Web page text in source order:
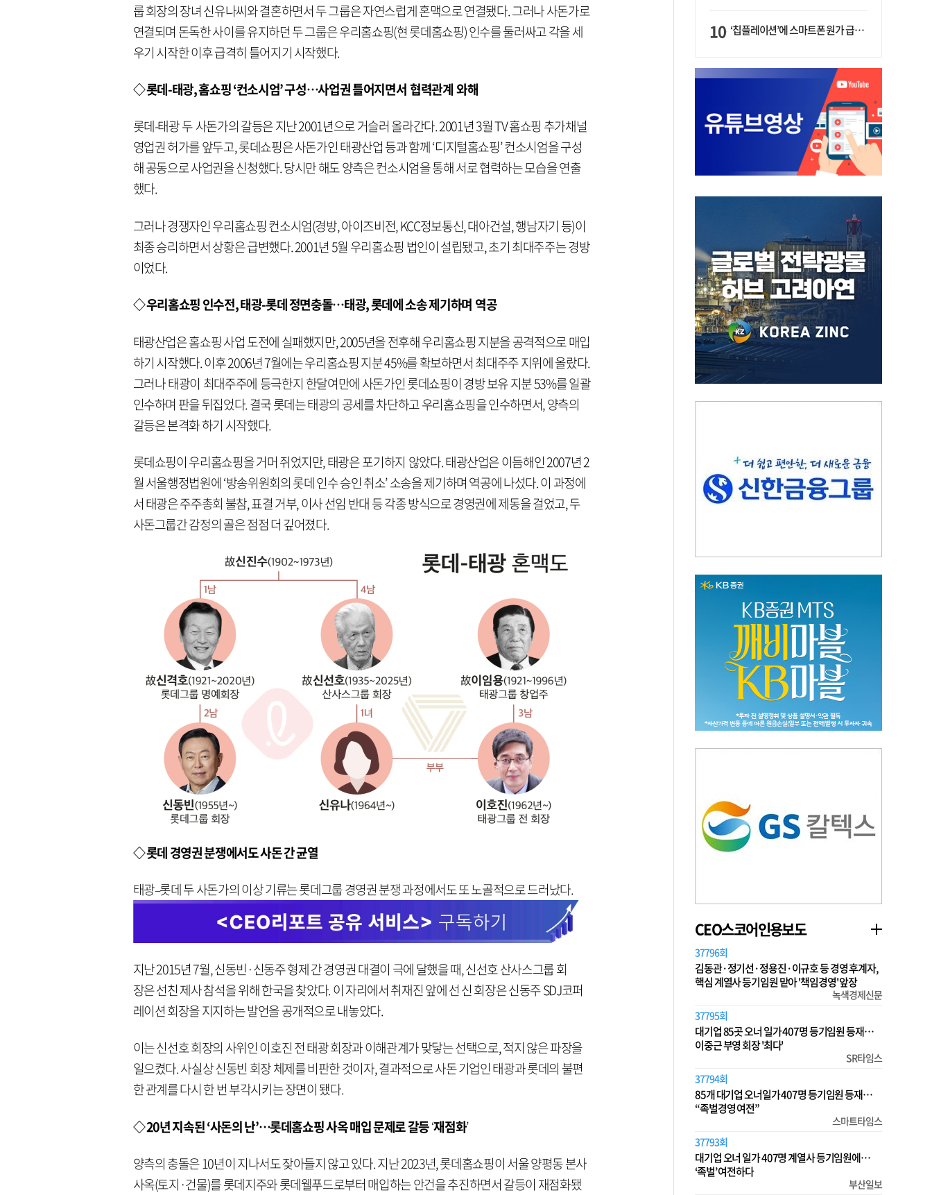
룹 회장의 장녀 신유나씨와 결혼하면서 두 그룹은 자연스럽게 혼맥으로 연결됐다. 그러나 사돈가로
연결되며 돈독한 사이를 유지하던 두 그룹은 우리홈쇼핑(현 롯데홈쇼핑) 인수를 둘러싸고 각을 세
우기 시작한 이후 급격히 틀어지기 시작했다.
◇ 롯데-태광, 홈쇼핑 ‘컨소시엄’ 구성…사업권 틀어지면서 협력관계 와해
롯데-태광 두 사돈가의 갈등은 지난 2001년으로 거슬러 올라간다. 2001년 3월 TV 홈쇼핑 추가채널
영업권 허가를 앞두고, 롯데쇼핑은 사돈가인 태광산업 등과 함께 ‘디지털홈쇼핑’ 컨소시엄을 구성
해 공동으로 사업권을 신청했다. 당시만 해도 양측은 컨소시엄을 통해 서로 협력하는 모습을 연출
했다.
그러나 경쟁자인 우리홈쇼핑 컨소시엄(경방, 아이즈비전, KCC정보통신, 대아건설, 행남자기 등)이
최종 승리하면서 상황은 급변했다. 2001년 5월 우리홈쇼핑 법인이 설립됐고, 초기 최대주주는 경방
이었다.
◇ 우리홈쇼핑 인수전, 태광-롯데 정면충돌…태광, 롯데에 소송 제기하며 역공
태광산업은 홈쇼핑 사업 도전에 실패했지만, 2005년을 전후해 우리홈쇼핑 지분을 공격적으로 매입
하기 시작했다. 이후 2006년 7월에는 우리홈쇼핑 지분 45%를 확보하면서 최대주주 지위에 올랐다.
그러나 태광이 최대주주에 등극한지 한달여만에 사돈가인 롯데쇼핑이 경방 보유 지분 53%를 일괄
인수하며 판을 뒤집었다. 결국 롯데는 태광의 공세를 차단하고 우리홈쇼핑을 인수하면서, 양측의
갈등은 본격화 하기 시작했다.
롯데쇼핑이 우리홈쇼핑을 거머 쥐었지만, 태광은 포기하지 않았다. 태광산업은 이듬해인 2007년 2
월 서울행정법원에 ‘방송위원회의 롯데 인수 승인 취소’ 소송을 제기하며 역공에 나섰다. 이 과정에
서 태광은 주주총회 불참, 표결 거부, 이사 선임 반대 등 각종 방식으로 경영권에 제동을 걸었고, 두
사돈그룹간 감정의 골은 점점 더 깊어졌다.
◇ 롯데 경영권 분쟁에서도 사돈 간 균열
태광–롯데 두 사돈가의 이상 기류는 롯데그룹 경영권 분쟁 과정에서도 또 노골적으로 드러났다.
지난 2015년 7월, 신동빈·신동주 형제 간 경영권 대결이 극에 달했을 때, 신선호 산사스그룹 회
장은 선친 제사 참석을 위해 한국을 찾았다. 이 자리에서 취재진 앞에 선 신 회장은 신동주 SDJ코퍼
레이션 회장을 지지하는 발언을 공개적으로 내놓았다.
이는 신선호 회장의 사위인 이호진 전 태광 회장과 이해관계가 맞닿는 선택으로, 적지 않은 파장을
일으켰다. 사실상 신동빈 회장 체제를 비판한 것이자, 결과적으로 사돈 기업인 태광과 롯데의 불편
한 관계를 다시 한 번 부각시키는 장면이 됐다.
◇ 20년 지속된 ‘사돈의 난’…롯데홈쇼핑 사옥 매입 문제로 갈등‘재점화’
양측의 충돌은 10년이 지나서도 잦아들지 않고 있다. 지난 2023년, 롯데홈쇼핑이 서울 양평동 본사
사옥(토지·건물)를 롯데지주와 롯데웰푸드로부터 매입하는 안건을 추진하면서 갈등이 재점화됐
‘칩플레이션’에 스마트폰 원가 급등…삼성전자, ‘엑시노스’ 채택 확대하나
CEO스코어인용보도
37796회
김동관·정기선·정용진·이규호 등 경영 후계자,
핵심 계열사 등기임원 맡아 '책임경영' 앞장
녹색경제신문
37795회
대기업 85곳 오너 일가 407명 등기임원 등재…
이중근 부영 회장 '최다'
SR타임스
37794회
85개 대기업 오너일가 407명 등기임원 등재…
“족벌경영 여전”
스마트타임스
37793회
대기업 오너 일가 407명 계열사 등기임원에…
‘족벌’ 여전하다
부산일보